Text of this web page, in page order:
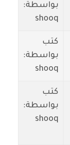
بواسطة:
shooq
كتب
بواسطة:
shooq
كتب
بواسطة:
shooq